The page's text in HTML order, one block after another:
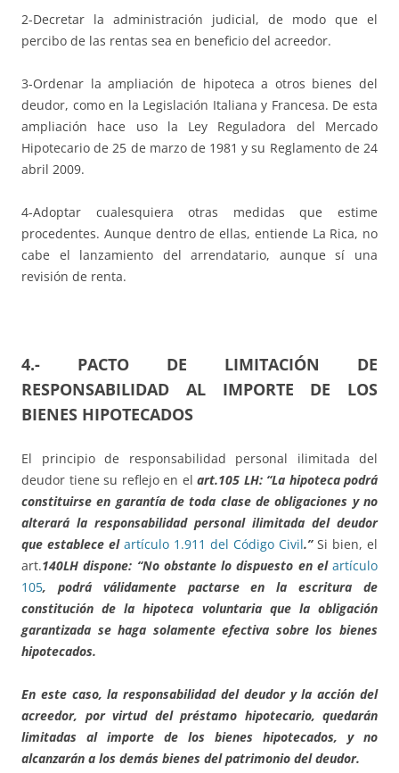
2-Decretar la administración judicial, de modo que el
percibo de las rentas sea en beneficio del acreedor.
3-Ordenar la ampliación de hipoteca a otros bienes del
deudor, como en la Legislación Italiana y Francesa. De esta
ampliación hace uso la Ley Reguladora del Mercado
Hipotecario de 25 de marzo de 1981 y su Reglamento de 24
abril 2009.
4-Adoptar cualesquiera otras medidas que estime
procedentes. Aunque dentro de ellas, entiende La Rica, no
cabe el lanzamiento del arrendatario, aunque sí una
revisión de renta.
4.- PACTO DE LIMITACIÓN DE
RESPONSABILIDAD AL IMPORTE DE LOS
BIENES HIPOTECADOS
El principio de responsabilidad personal ilimitada del
deudor tiene su reflejo en el art.105 LH: “La hipoteca podrá
constituirse en garantía de toda clase de obligaciones y no
alterará la responsabilidad personal ilimitada del deudor
que establece el artículo 1.911 del Código Civil.”Si bien, el
art.140LH dispone: “No obstante lo dispuesto en el artículo
105, podrá válidamente pactarse en la escritura de
constitución de la hipoteca voluntaria que la obligación
garantizada se haga solamente efectiva sobre los bienes
hipotecados.
En este caso, la responsabilidad del deudor y la acción del
acreedor, por virtud del préstamo hipotecario, quedarán
limitadas al importe de los bienes hipotecados, y no
alcanzarán a los demás bienes del patrimonio del deudor.